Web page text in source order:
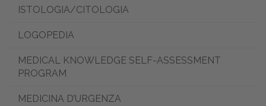
ISTOLOGIA/CITOLOGIA
LOGOPEDIA
MEDICAL KNOWLEDGE SELF-ASSESSMENT
PROGRAM
MEDICINA D’URGENZA